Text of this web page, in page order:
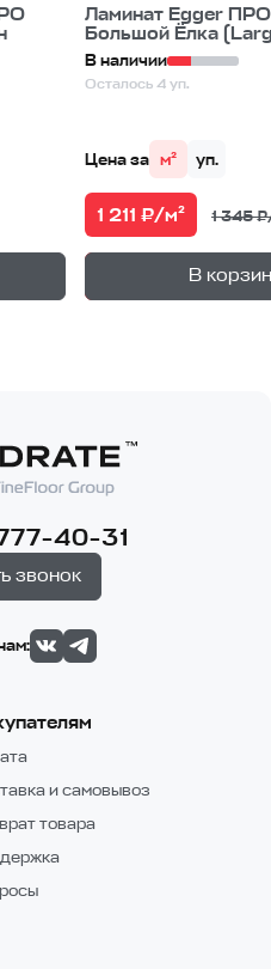
Ламинат Egger
Большой Ёлка
В наличии
Осталось 4 уп.
Цена за м² уп.
1 211 ₽/м² 1 345
В 1
40-31
звонок
и самовывоз
товара